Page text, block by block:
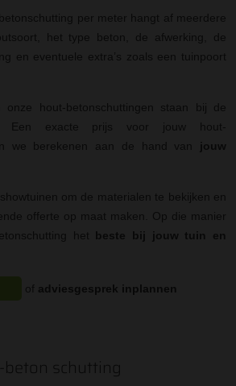
per meter hangt af meerdere
het type beton, de afwerking, de
en eventuele extra’s zoals een tuinpoort
hout-betonschuttingen staan bij de
Een exacte prijs voor jouw hout-
we berekenen aan de hand van jouw
om de materialen te bekijken en
offerte op maat maken. Op die manier
het beste bij jouw tuin en
of adviesgesprek inplannen
schutting